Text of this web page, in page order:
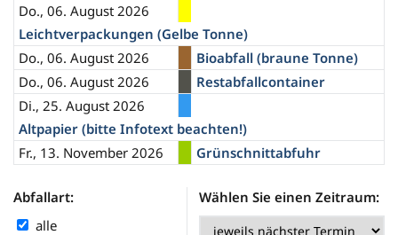
Do., 06. August 2026
Leichtverpackungen (Gelbe Tonne)
Do., 06. August 2026
Bioabfall (braune Tonne)
Do., 06. August 2026
Restabfallcontainer
Di., 25. August 2026
Altpapier (bitte Infotext beachten!)
Fr., 13. November 2026
Grünschnittabfuhr
Abfallart:
alle
Wählen Sie einen Zeitraum: